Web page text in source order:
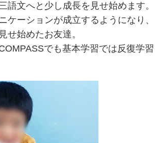
文へと少し成長を見せ始めます。
ーションが成立するようになり、
せ始めたお友達。
でも基本学習では反復学習